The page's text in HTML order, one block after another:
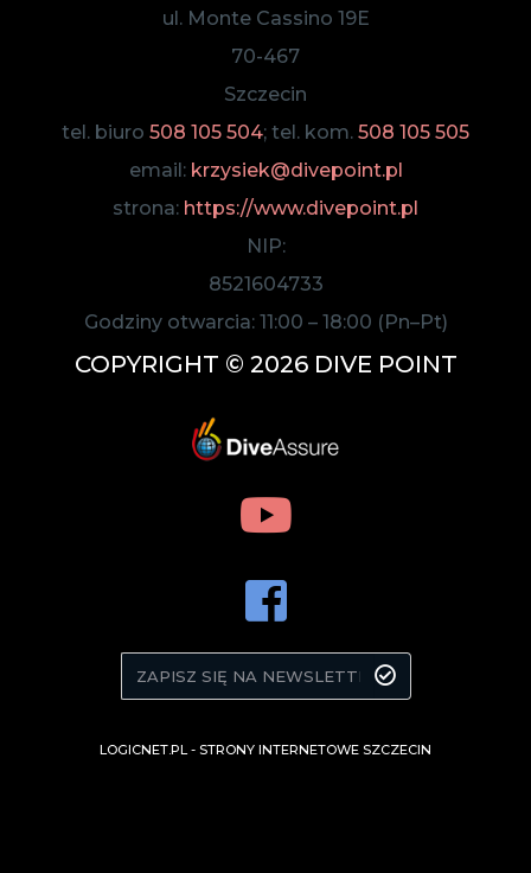
ul. Monte Cassino 19E
70-467
Szczecin
tel. biuro 508 105 504; tel. kom. 508 105 505
email: krzysiek@divepoint.pl
strona: https://www.divepoint.pl
NIP:
8521604733
Godziny otwarcia: 11:00 – 18:00 (Pn–Pt)
COPYRIGHT © 2026 DIVE POINT
LOGICNET.PL - STRONY INTERNETOWE SZCZECIN